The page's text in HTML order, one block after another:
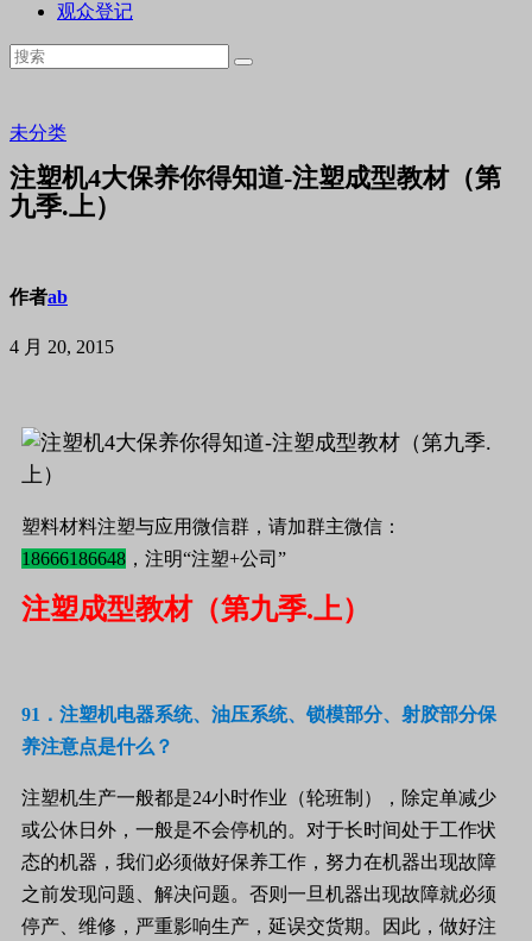
观众登记
未分类
注塑机4大保养你得知道-注塑成型教材（第
九季.上）
作者ab
4 月 20, 2015
塑料材料注塑与应用微信群，请加群主微信：
18666186648 ，注明“注塑+公司”
注塑成型教材（第九季.上）
91 ．注塑机电器系统、油压系统、锁模部分、射胶部分保
养注意点是什么？
注塑机生产一般都是24小时作业（轮班制），除定单减少
或公休日外，一般是不会停机的。对于长时间处于工作状
态的机器，我们必须做好保养工作，努力在机器出现故障
之前发现问题、解决问题。否则一旦机器出现故障就必须
停产、维修，严重影响生产，延误交货期。因此，做好注